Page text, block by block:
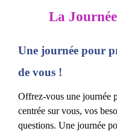
La
Une journée pour
de vous !
Offrez-vous une journée
centrée sur vous, vos
questions. Une journée